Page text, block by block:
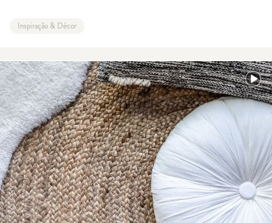
Inspiração & Décor